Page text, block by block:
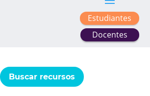
Estudiantes
Docentes
Buscar recursos